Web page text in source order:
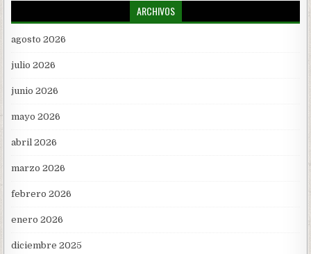
ARCHIVOS
agosto 2026
julio 2026
junio 2026
mayo 2026
abril 2026
marzo 2026
febrero 2026
enero 2026
diciembre 2025